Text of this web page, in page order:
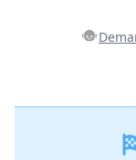
Ajouter un